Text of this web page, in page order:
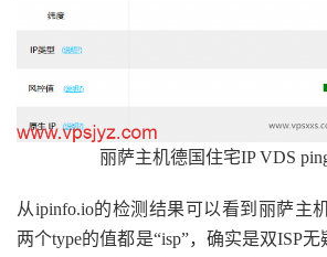
丽萨主机德国住宅IP VDS
从ipinfo.io的检测结果可以看到丽萨主
两个type的值都是“isp”，确实是双ISP